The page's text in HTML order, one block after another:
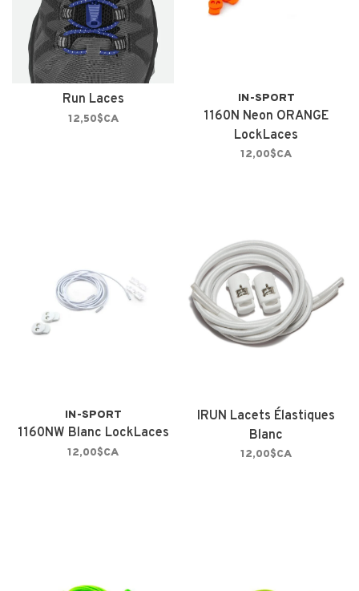
Run Laces
12,50$CA
IN-SPORT
1160N Neon ORANGE
LockLaces
12,00$CA
IN-SPORT
1160NW Blanc LockLaces
12,00$CA
IRUN Lacets Élastiques
Blanc
12,00$CA